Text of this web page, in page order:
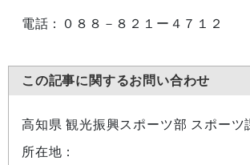
電話：０８８－８２１ー４７１２
この記事に関するお問い合わせ
高知県 観光振興スポーツ部 スポーツ
所在地：